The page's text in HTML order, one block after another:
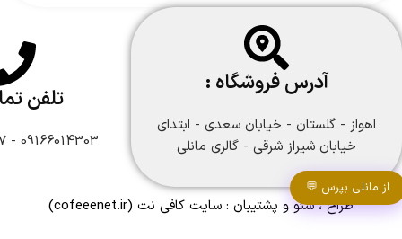
آدرس فروشگاه :
اهواز - گلستان - خیابان سعدی - ابتدای
خیابان شیراز شرقی - گالری مانلی
تلفن
09166014303 - 09166108747
طراح ، سئو و پشتیبان : سایت کافی نت (cofeeenet.ir)
از مانلی بپرس 💬